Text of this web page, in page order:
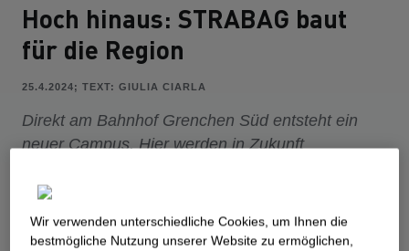
Hoch hinaus: STRABAG baut
für die Region
25.4.2024; TEXT: GIULIA CIARLA
Direkt am Bahnhof Grenchen Süd entsteht ein
neuer Campus. Hier werden in Zukunft
Wir verwenden unterschiedliche Cookies, um Ihnen die
best­mögliche Nutzung unserer Website zu ermöglichen,